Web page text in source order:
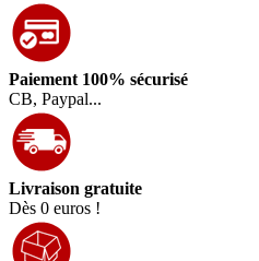
Paiement 100% sécurisé
CB, Paypal...
Livraison gratuite
Dès 0 euros !